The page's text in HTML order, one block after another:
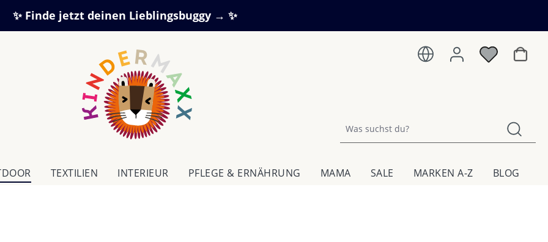
✨ Finde jetzt deinen Lieblingsbuggy → ✨
TEXTILIEN IN­TE­RI­EUR PFLEGE & ERNÄHRUNG MAMA SALE MARKEN A-Z BLOG